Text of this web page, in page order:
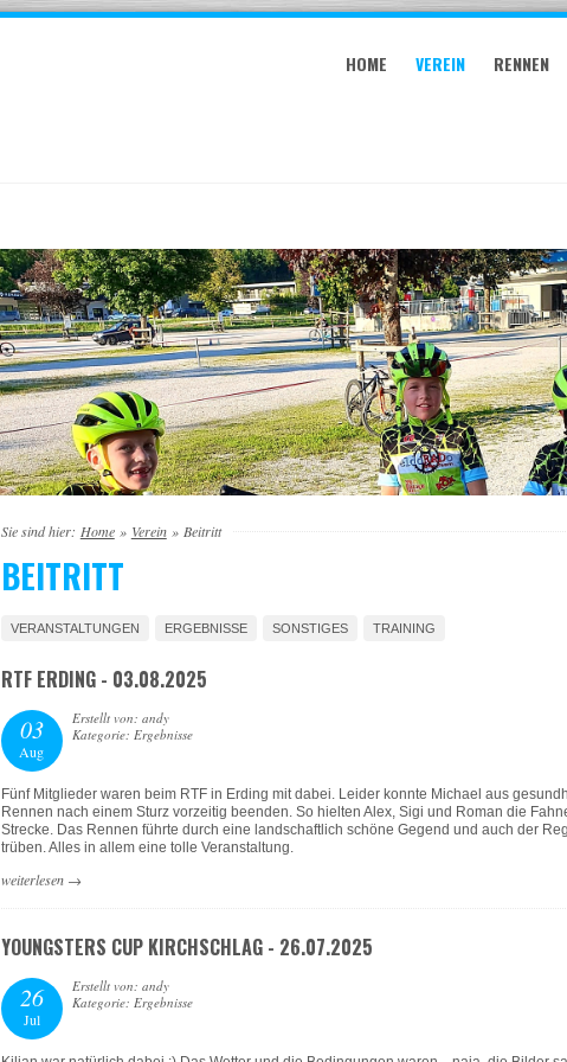
HOME VEREIN RENNEN
Sie sind hier: Home » Verein » Beitritt
BEITRITT
VERANSTALTUNGEN ERGEBNISSE SONSTIGES TRAINING
RTF ERDING - 03.08.2025
03
Aug
Erstellt von: andy
Kategorie: Ergebnisse
Fünf Mitglieder waren beim RTF in Erding mit dabei. Leider konnte Michael aus
Rennen nach einem Sturz vorzeitig beenden. So hielten Alex, Sigi und Roman die
Strecke. Das Rennen führte durch eine landschaftlich schöne Gegend und auch der
trüben. Alles in allem eine tolle Veranstaltung.
weiterlesen→
YOUNGSTERS CUP KIRCHSCHLAG - 26.07.2025
26
Jul
Erstellt von: andy
Kategorie: Ergebnisse